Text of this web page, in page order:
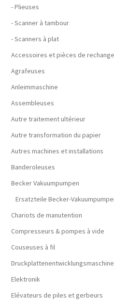
- Plieuses
- Scanner à tambour
- Scanners à plat
Accessoires et pièces de
Agrafeuses
Anleimmaschine
Assembleuses
Autre traitement ultérieur
Autre transformation du papier
Autres machines et installations
Banderoleuses
Becker Vakuumpumpen
Ersatzteile Becker-
Chariots de manutention
Compresseurs & pompes à vide
Couseuses à fil
Druckplattenentwicklungsmaschine
Elektronik
Elévateurs de piles et gerbeurs